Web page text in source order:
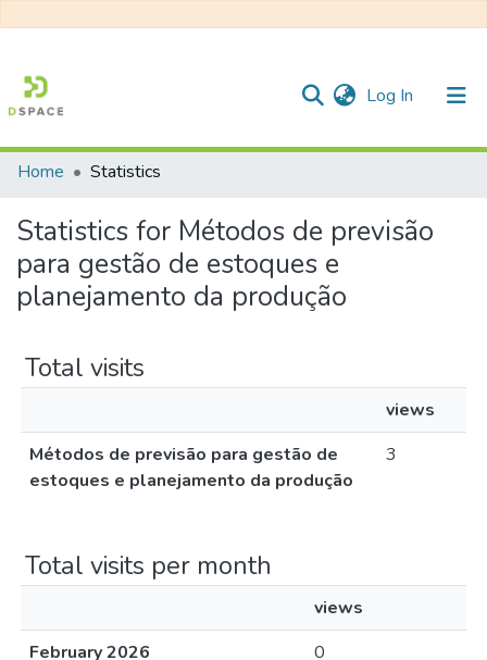
Log In (current)
All of DSpace
Home Statistics
Statistics for Métodos de previsão
para gestão de estoques e
planejamento da produção
Total visits
views
Métodos de previsão para gestão de
estoques e planejamento da produção
3
Total visits per month
views
February 2026
0